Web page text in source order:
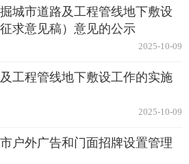
城市道路及工程管线地下敷设
求意见稿）意见的公示
2025-10-09
工程管线地下敷设工作的实施
2025-10-09
户外广告和门面招牌设置管理